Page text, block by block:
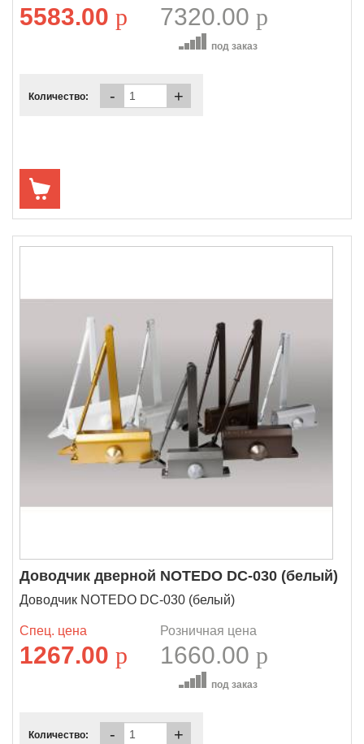
5583.00 p 7320.00 p
под заказ
Количество: - +
Доводчик дверной NOTEDO DC-030 (белый)
Доводчик NOTEDO DC-030 (белый)
Спец. цена
1267.00 p
Розничная цена
1660.00 p
под заказ
Количество: - +